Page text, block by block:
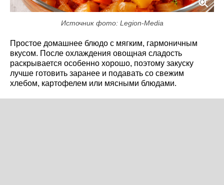
Источник фото: Legion-Media
Простое домашнее блюдо с мягким, гармоничным
вкусом. После охлаждения овощная сладость
раскрывается особенно хорошо, поэтому закуску
лучше готовить заранее и подавать со свежим
хлебом, картофелем или мясными блюдами.